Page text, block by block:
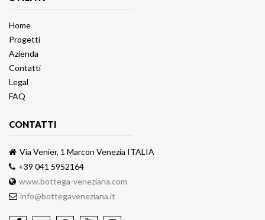
Home
Progetti
Azienda
Contatti
Legal
FAQ
CONTATTI
Via Venier, 1 Marcon Venezia ITALIA
+39 041 5952164
www.bottega-veneziana.com
info@bottegaveneziana.it